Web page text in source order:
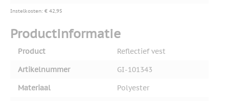
Instelkosten: € 42,95
Productinformatie
Product
Reflectief vest
Artikelnummer
GI-101343
Materiaal
Polyester